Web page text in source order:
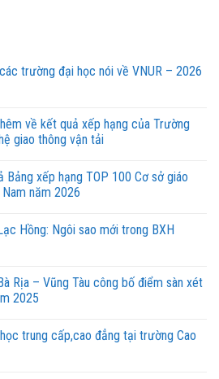
trường đại học nói về VNUR – 2026
về kết quả xếp hạng của Trường
giao thông vận tải
Bảng xếp hạng TOP 100 Cơ sở giáo
năm 2026
Hồng: Ngôi sao mới trong BXH
Rịa – Vũng Tàu công bố điểm sàn xét
2025
trung cấp,cao đẳng tại trường Cao